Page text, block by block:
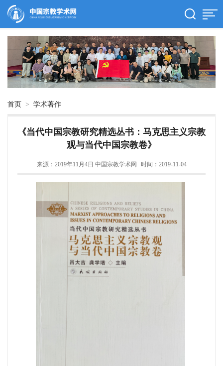
首页 > 学术著作
《当代中国宗教研究精选丛书：马克思主义宗教
观与当代中国宗教卷》
来源：2019年11月4日 中国宗教学术网 时间：2019-11-04